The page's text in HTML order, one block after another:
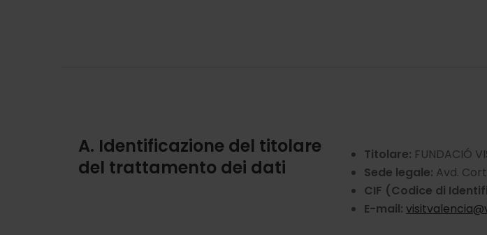
A. Identificazione del titolare
del trattamento dei dati
Titolare: FUNDACIÓ
Sede legale: Avd.
CIF (Codice di
E-mail: